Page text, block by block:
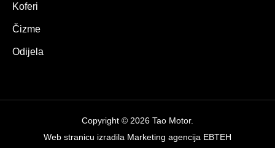
Koferi
Čizme
Odijela
Copyright © 2026 Tao Motor.
Web stranicu izradila Marketing agencija EBTEH